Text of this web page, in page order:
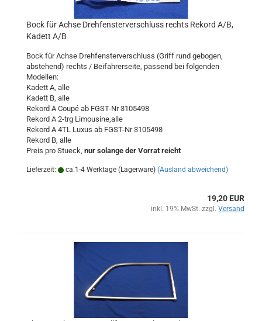
Bock für Achse Drehfensterverschluss rechts Rekord A/B,
Kadett A/B
Bock für Achse Drehfensterverschluss (Griff rund gebogen,
abstehend) rechts / Beifahrerseite, passend bei folgenden
Modellen:
Kadett A, alle
Kadett B, alle
Rekord A Coupé ab FGST-Nr 3105498
Rekord A 2-trg Limousine,alle
Rekord A 4TL Luxus ab FGST-Nr 3105498
Rekord B, alle
Preis pro Stueck, nur solange der Vorrat reicht
Lieferzeit: ca.1-4 Werktage (Lagerware) (Ausland abweichend)
19,20 EUR
inkl. 19% MwSt. zzgl. Versand